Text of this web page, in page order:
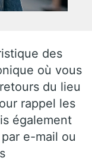
des
où vous
du lieu
rappel les
également
e-mail ou